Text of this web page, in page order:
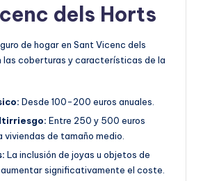
dels Horts
de hogar en Sant Vicenc dels
las coberturas y características de la
Desde 100-200 euros anuales.
Entre 250 y 500 euros
viviendas de tamaño medio.
La inclusión de joyas u objetos de
significativamente el coste.